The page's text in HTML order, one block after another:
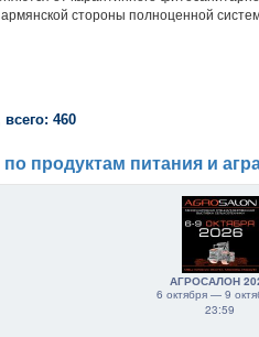
армянской стороны полноценной
460
продуктам питания и
АГРОСАЛОН
6 октября — 9
23:59